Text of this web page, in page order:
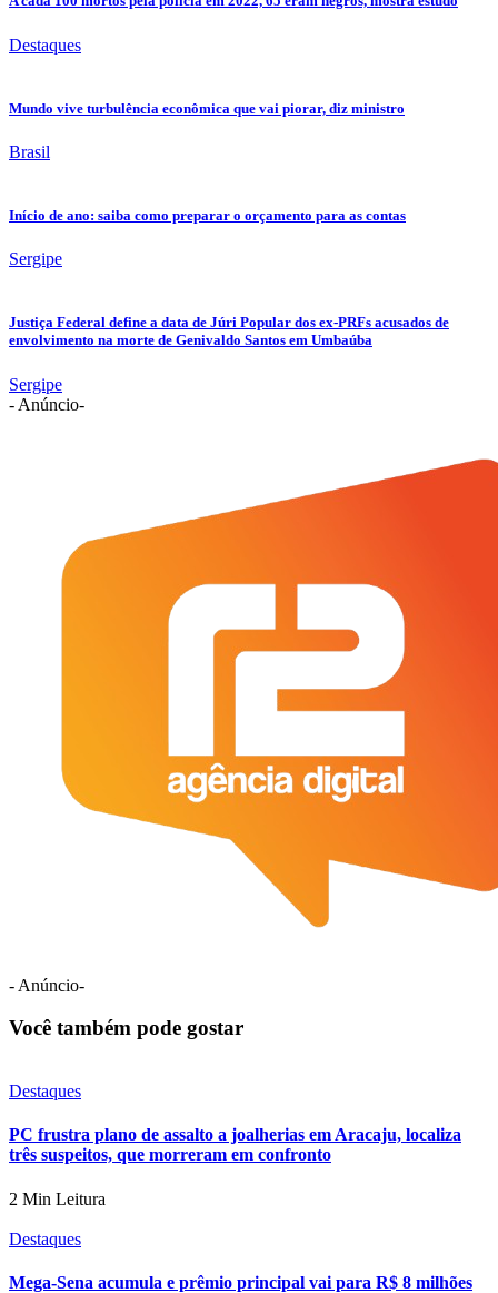
Destaques
Mundo vive turbulência econômica que vai piorar, diz ministro
Brasil
Início de ano: saiba como preparar o orçamento para as contas
Sergipe
Justiça Federal define a data de Júri Popular dos ex-PRFs acusados de
envolvimento na morte de Genivaldo Santos em Umbaúba
Sergipe
- Anúncio-
- Anúncio-
Você também pode gostar
Destaques
PC frustra plano de assalto a joalherias em Aracaju, localiza
três suspeitos, que morreram em confronto
2 Min Leitura
Destaques
Mega-Sena acumula e prêmio principal vai para R$ 8 milhões